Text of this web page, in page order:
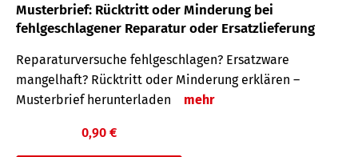
Musterbrief: Rücktritt oder Minderung bei
fehlgeschlagener Reparatur oder Ersatzlieferung
Reparaturversuche fehlgeschlagen? Ersatzware
mangelhaft? Rücktritt oder Minderung erklären –
Musterbrief herunterladen
mehr
0,90 €